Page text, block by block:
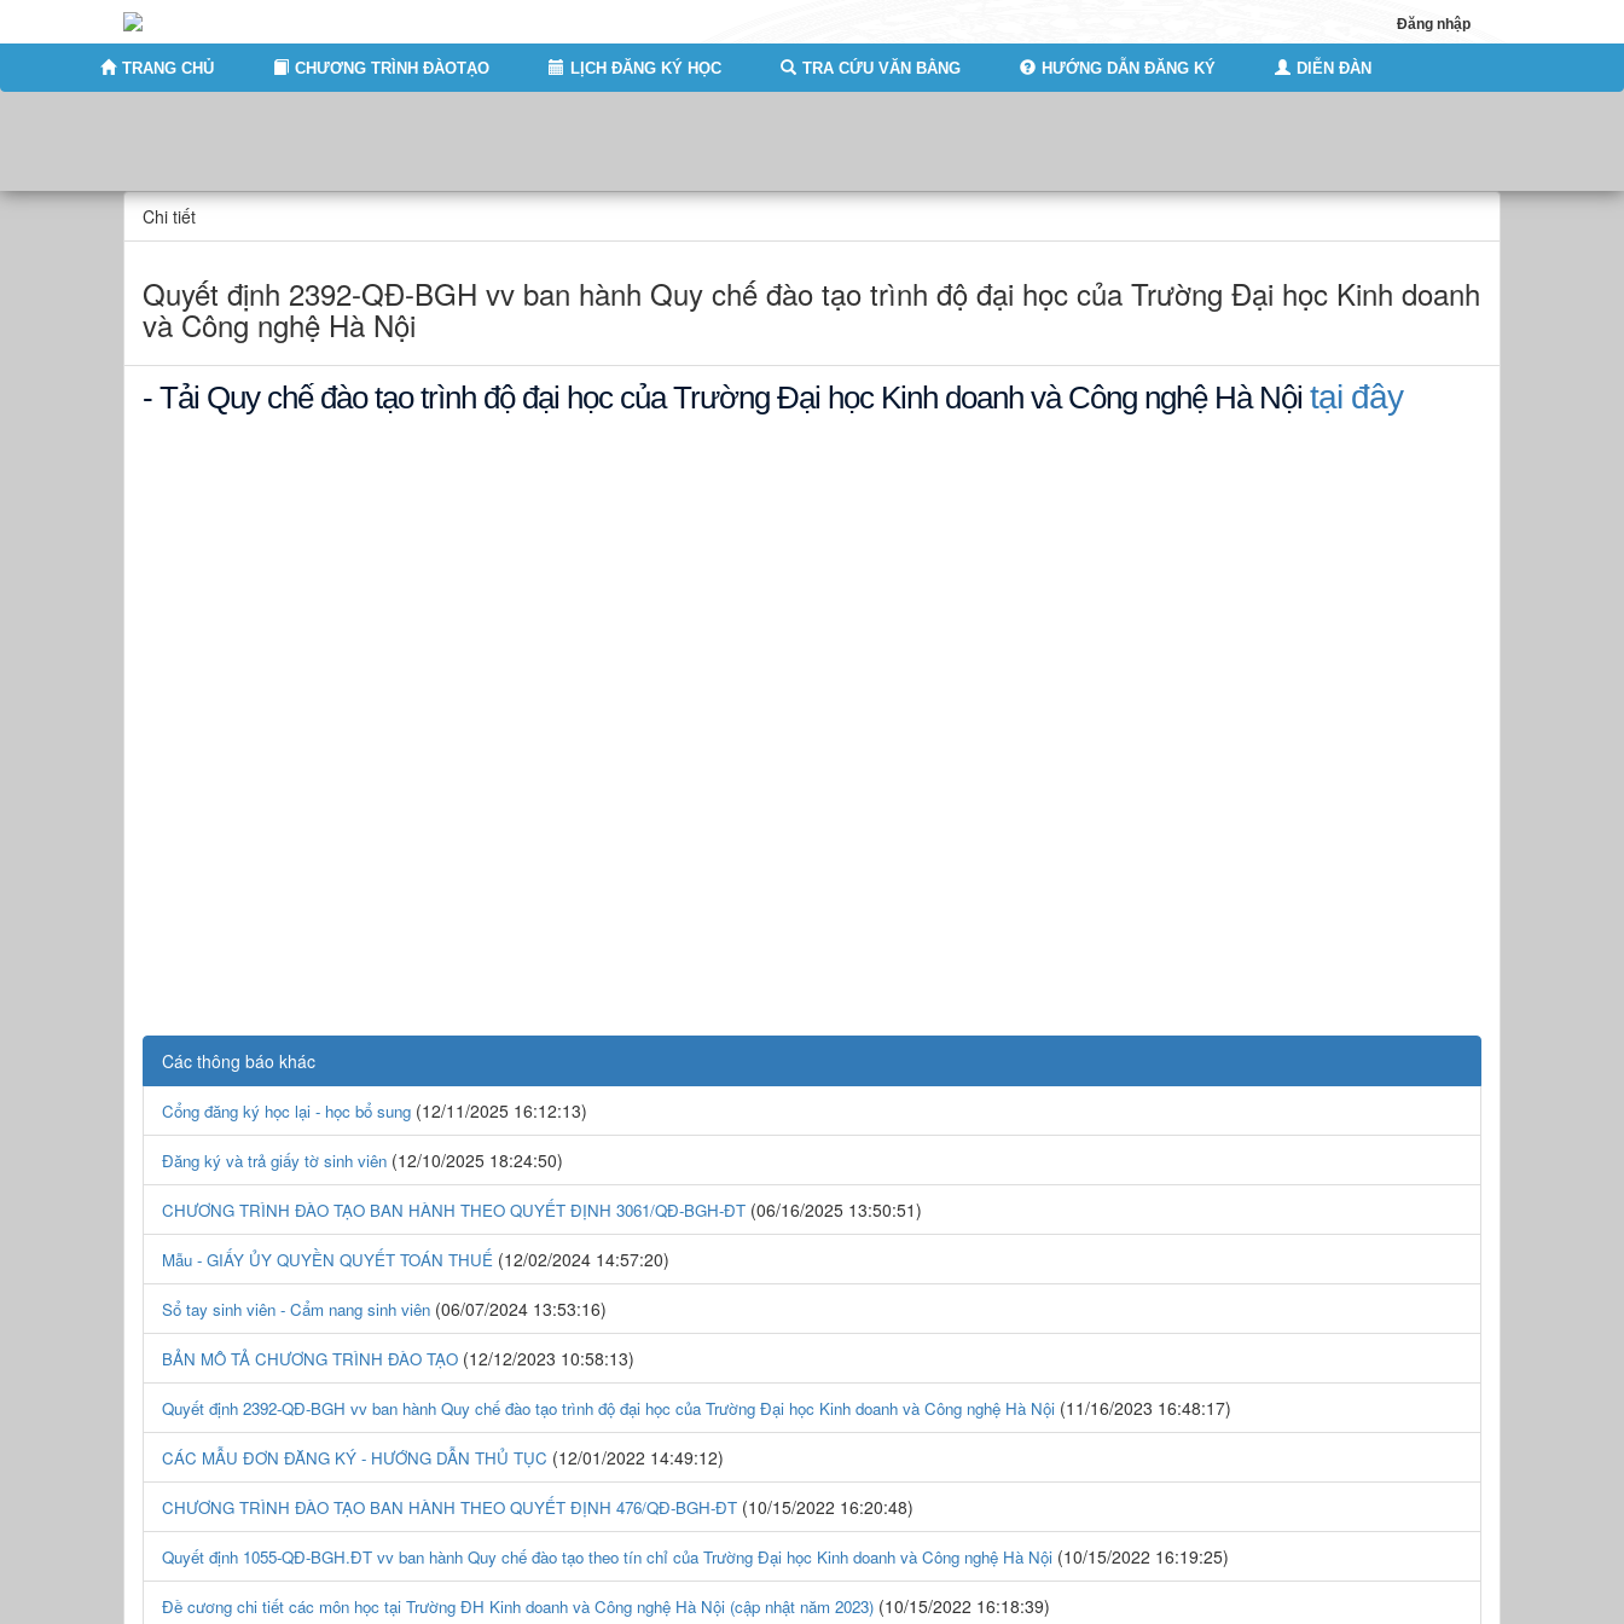
Đăng nhập
TRANG CHỦ CHƯƠNG TRÌNH ĐÀOTẠO LỊCH ĐĂNG KÝ HỌC TRA CỨU VĂN BẰNG HƯỚNG DẪN ĐĂNG KÝ DIỄN ĐÀN
Chi tiết
Quyết định 2392-QĐ-BGH vv ban hành Quy chế đào tạo trình độ đại học của Trường Đại học Kinh doanh
và Công nghệ Hà Nội
- Tải Quy chế đào tạo trình độ đại học của Trường Đại học Kinh doanh và Công nghệ Hà Nội tại đây
Các thông báo khác
Cổng đăng ký học lại - học bổ sung (12/11/2025 16:12:13)
Đăng ký và trả giấy tờ sinh viên (12/10/2025 18:24:50)
CHƯƠNG TRÌNH ĐÀO TẠO BAN HÀNH THEO QUYẾT ĐỊNH 3061/QĐ-BGH-ĐT (06/16/2025 13:50:51)
Mẫu - GIẤY ỦY QUYỀN QUYẾT TOÁN THUẾ (12/02/2024 14:57:20)
Sổ tay sinh viên - Cẩm nang sinh viên (06/07/2024 13:53:16)
BẢN MÔ TẢ CHƯƠNG TRÌNH ĐÀO TẠO (12/12/2023 10:58:13)
Quyết định 2392-QĐ-BGH vv ban hành Quy chế đào tạo trình độ đại học của Trường Đại học Kinh doanh và Công nghệ Hà Nội (11/16/2023 16:48:17)
CÁC MẪU ĐƠN ĐĂNG KÝ - HƯỚNG DẪN THỦ TỤC (12/01/2022 14:49:12)
CHƯƠNG TRÌNH ĐÀO TẠO BAN HÀNH THEO QUYẾT ĐỊNH 476/QĐ-BGH-ĐT (10/15/2022 16:20:48)
Quyết định 1055-QĐ-BGH.ĐT vv ban hành Quy chế đào tạo theo tín chỉ của Trường Đại học Kinh doanh và Công nghệ Hà Nội (10/15/2022 16:19:25)
Đề cương chi tiết các môn học tại Trường ĐH Kinh doanh và Công nghệ Hà Nội (cập nhật năm 2023) (10/15/2022 16:18:39)